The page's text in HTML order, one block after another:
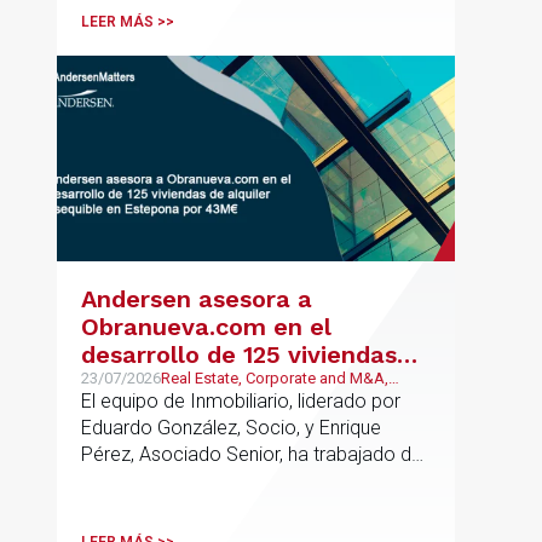
profesionales clave del sector.
LEER MÁS >>
Andersen asesora a
Obranueva.com en el
desarrollo de 125 viviendas
de alquiler asequible en
Estepona por 43M€
23/07/2026Real Estate, Corporate and M&A,
Público y Regulatorio
El equipo de Inmobiliario, liderado por
Eduardo González, Socio, y Enrique
Pérez, Asociado Senior, ha trabajado de
Cañadas, Socio y Teresa García,